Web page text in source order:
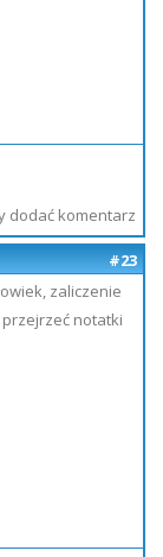
dodać komentarz
#23
zaliczenie
przejrzeć notatki